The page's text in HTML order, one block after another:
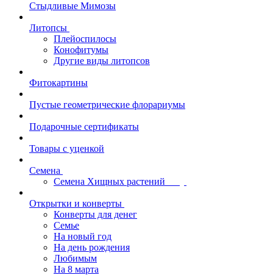
Стыдливые Мимозы
Литопсы
Плейоспилосы
Конофитумы
Другие виды литопсов
Фитокартины
Пустые геометрические флорариумы
Подарочные сертификаты
Товары с уценкой
Семена
Семена Хищных растений
Открытки и конверты
Конверты для денег
Семье
На новый год
На день рождения
Любимым
На 8 марта